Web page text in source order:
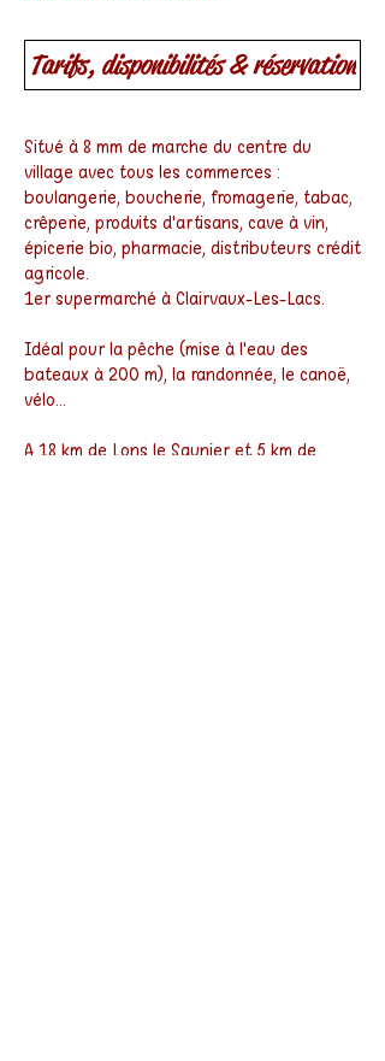
Tarifs, disponibilités & réservation
Situé à 8 mm de marche du centre du
village avec tous les commerces :
boulangerie, boucherie, fromagerie, tabac,
crêperie, produits d'artisans, cave à vin,
épicerie bio, pharmacie, distributeurs crédit
agricole.
1er supermarché à Clairvaux-Les-Lacs.
Idéal pour la pêche (mise à l'eau des
bateaux à 200 m), la randonnée, le canoë,
vélo...
A 18 km de Lons le Saunier et 5 km de